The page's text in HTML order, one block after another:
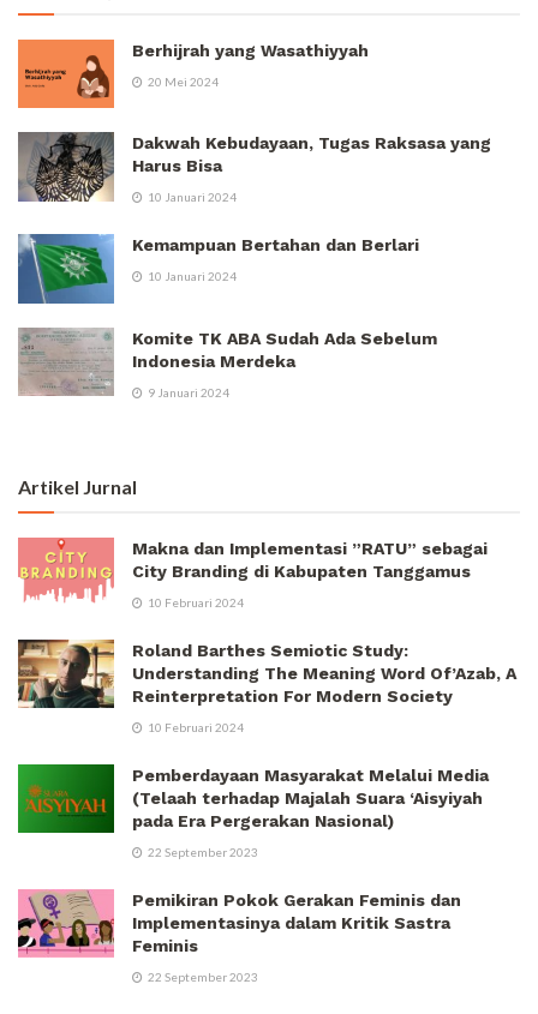
Berhijrah yang Wasathiyyah
20 Mei 2024
Dakwah Kebudayaan, Tugas Raksasa yang
Harus Bisa
10 Januari 2024
Kemampuan Bertahan dan Berlari
10 Januari 2024
Komite TK ABA Sudah Ada Sebelum
Indonesia Merdeka
9 Januari 2024
Artikel Jurnal
Makna dan Implementasi ”RATU” sebagai
City Branding di Kabupaten Tanggamus
10 Februari 2024
Roland Barthes Semiotic Study:
Understanding The Meaning Word Of’Azab, A
Reinterpretation For Modern Society
10 Februari 2024
Pemberdayaan Masyarakat Melalui Media
(Telaah terhadap Majalah Suara ‘Aisyiyah
pada Era Pergerakan Nasional)
22 September 2023
Pemikiran Pokok Gerakan Feminis dan
Implementasinya dalam Kritik Sastra
Feminis
22 September 2023